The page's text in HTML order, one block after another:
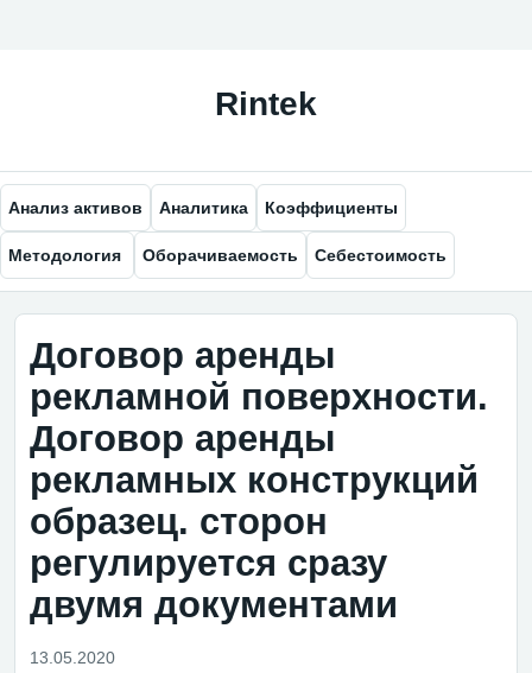
Анализ активов Аналитика Коэффициенты
Методология Оборачиваемость Себестоимость
Договор аренды
рекламной поверхности.
Договор аренды
рекламных конструкций
образец. сторон
регулируется сразу
двумя документами
13.05.2020